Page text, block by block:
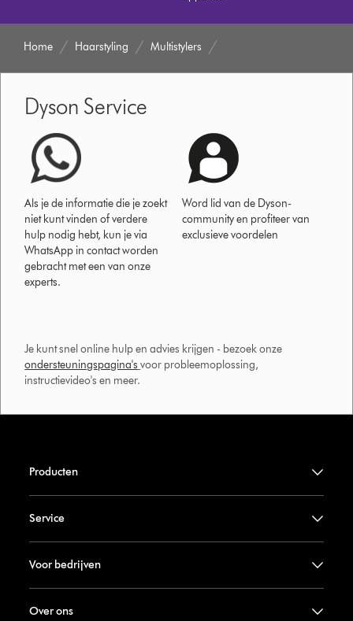
Home Haarstyling Multistylers
Dyson Service
Als je de informatie die je zoekt
niet kunt vinden of verdere
hulp nodig hebt, kun je via
WhatsApp in contact worden
gebracht met een van onze
experts.
Word lid van de Dyson-
community en profiteer van
exclusieve voordelen
Je kunt snel online hulp en advies krijgen - bezoek onze
ondersteuningspagina's voor probleemoplossing,
instructievideo's en meer.
Producten
Service
Voor bedrijven
Over ons